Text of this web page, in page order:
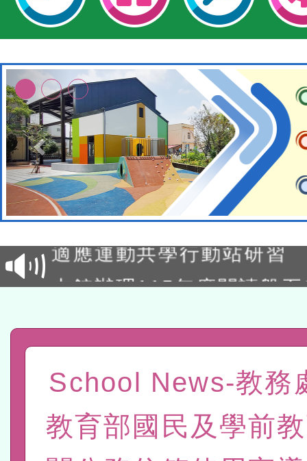
本校115學年度第2次代理
結果公告(無人報名，續辦
適應運動共學行動站研習
本館辦理115年度閱讀磐
程
A3數位素養講師名單
「數位內容與教學軟體線
t」
有關大陸委員會函釋公務
赴陸應申請許可一案
School News-教務
教育部國民及學前